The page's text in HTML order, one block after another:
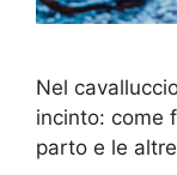
Nel
incinto: come
parto e le